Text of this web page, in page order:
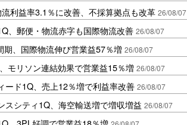
利益率3.1％に改善、不採算拠点も改革 26/08/07
、郵便・物流赤字も国際物流改善 26/08/07
期、国際物流伸び営業益57％増 26/08/07
モリソン連結効果で営業益15％増 26/08/07
ード1Q、売上12％増で利益率改善 26/08/07
スシティ1Q、海空輸送増で増収増益 26/08/07